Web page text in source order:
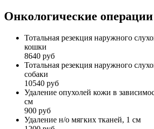
Онкологические операции
Тотальная резекция наружного
кошки
8640 руб
Тотальная резекция наружного
собаки
10540 руб
Удаление опухолей кожи в
см
900 руб
Удаление н/о мягких тканей, 1 см